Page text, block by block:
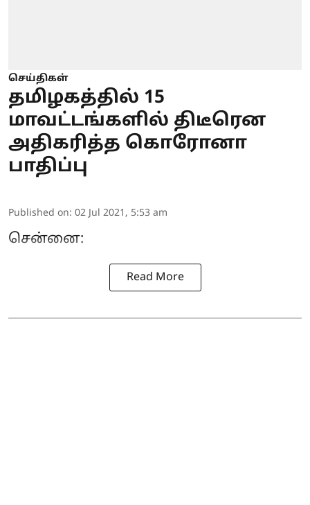
செய்திகள்
தமிழகத்தில் 15
மாவட்டங்களில் திடீரென
அதிகரித்த கொரோனா
பாதிப்பு
Published on: 02 Jul 2021, 5:53 am
சென்னை:
Read More